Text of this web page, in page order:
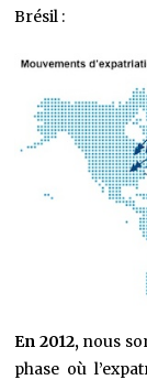
Brésil :
En 2012,nous
phase où